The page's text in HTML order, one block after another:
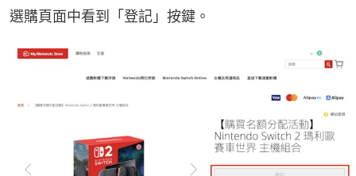
選購頁面中看到「登記」按鍵。